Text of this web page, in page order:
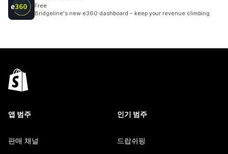
Free
Bridgeline's new e360 dashboard – keep your revenue climbing.
앱 범주
판매 채널
인기 범주
드랍쉬핑